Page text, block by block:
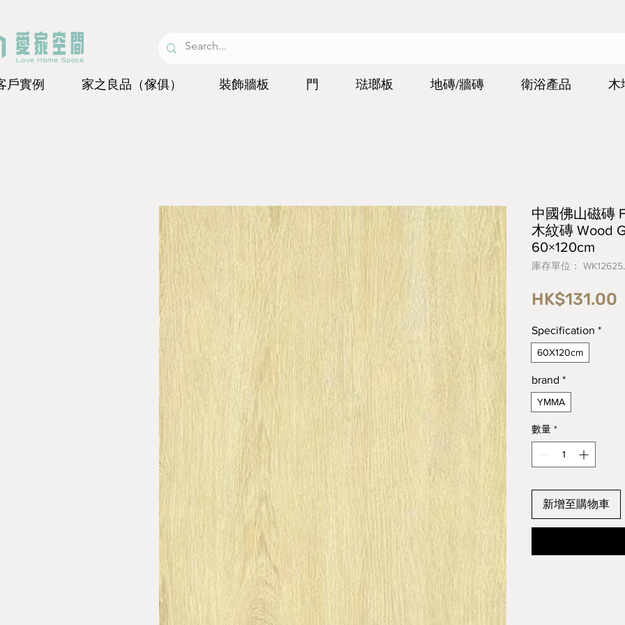
戶實例 家之良品（傢俱） 裝飾牆板 門 琺瑯板 地磚/牆磚 衛浴產品 木
中國佛山磁磚
木紋磚 Wood
60×120cm
庫存單位：
HK$131.00
Specification *
60X120cm
brand *
YMMA
數量 *
新增至購物車